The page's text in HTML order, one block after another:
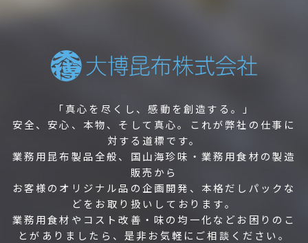
「真心を尽くし、感動を創造する。」
安全、安心、本物、そして真心。これが弊社の仕事に
対する道標です。
業務用昆布製品全般、国山海珍味・業務用食材の製造
販売から
お客様のオリジナル品の企画開発、本格だしパックな
どをお取り扱いしております。
業務用食材やコスト改善・味の均一化などお困りのこ
とがありましたら、是非お気軽にご相談ください。